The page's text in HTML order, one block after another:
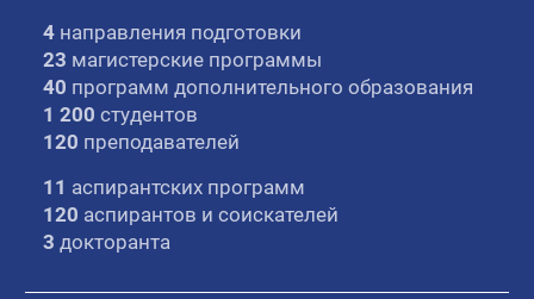
4 направления подготовки
23 магистерские программы
40 программ дополнительного образования
1 200 студентов
120 преподавателей
11 аспирантских программ
120 аспирантов и соискателей
3 докторанта